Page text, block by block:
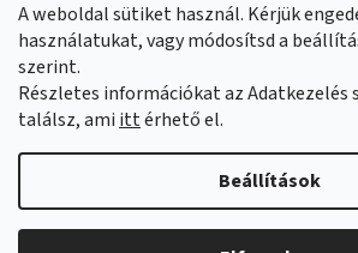
A weboldal sütiket használ. Kérjük
használatukat, vagy módosítsd a
szerint.
Részletes információkat az Adatkezelés
találsz, ami ittérhető el.
Beállítások
Shoptet készítette
Sportfit.hu. Minden jog